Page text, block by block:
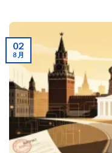
02
8 月